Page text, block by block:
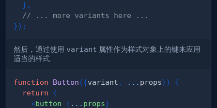
} ,
// ... more variants here ...
}) ;
然后，通过使用 variant 属性作为样式对象上的键来应用
适当的样式
function Button ({variant , ... props})
{
return
(
<button { ... props}